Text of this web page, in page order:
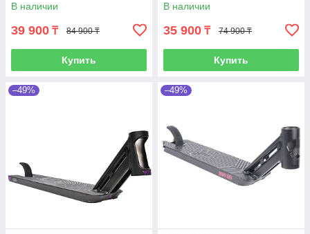
В наличии
39 900 ₸ 84 900 ₸
Купить
В наличии
35 900 ₸ 74 900 ₸
Купить
–49% –49%